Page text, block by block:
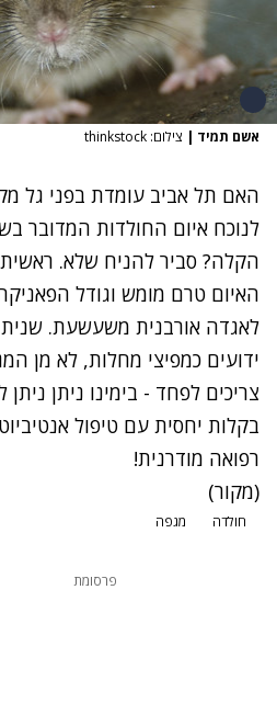
אשם תמיד | צילום: thinkstock
האם תל אביב עומדת בפני גל
לנוכח איום החולדות המדובר
הקלה? סביר להניח שלא.
האיום טרם מומש וגודל
לאגדה אורבנית משעשעת.
ידועים כמפיצי מחלות, לא מן
צריכים לפחד - בימינו ניתן
בקלות יחסית עם טיפול
רפואה מודרנית!
(מקור)
חולדה מגפה
פרסומת